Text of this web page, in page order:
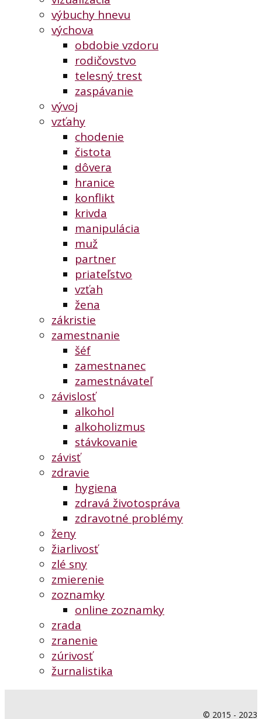
výbuchy hnevu
výchova
obdobie vzdoru
rodičovstvo
telesný trest
zaspávanie
vývoj
vzťahy
chodenie
čistota
dôvera
hranice
konflikt
krivda
manipulácia
muž
partner
priateľstvo
vzťah
žena
zákristie
zamestnanie
šéf
zamestnanec
zamestnávateľ
závislosť
alkohol
alkoholizmus
stávkovanie
závisť
zdravie
hygiena
zdravá životospráva
zdravotné problémy
ženy
žiarlivosť
zlé sny
zmierenie
zoznamky
online zoznamky
zrada
zranenie
zúrivosť
žurnalistika
© 2015 - 2023